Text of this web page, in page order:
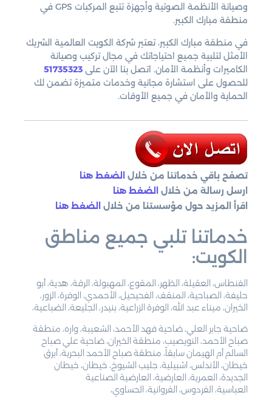
وصيانة الأنظمة الصوتية وأجهزة تتبع المركبات GPS في
منطقة مبارك الكبير.
في منطقة مبارك الكبير، تعتبر شركة الكويت العالمية الشريك
الأمثل لتلبية جميع احتياجاتك في مجال تركيب وصيانة
الكاميرات وأنظمة الأمان. اتصل بنا الآن على 51735323
للحصول على استشارة مجانية وخدمات متميزة تضمن لك
الحماية والأمان في جميع الأوقات.
تصفح باقي خدماتنا من خلال الضغط هنا
ارسل رسالة من خلال
الضغط هنا
اقرأ المزيد حول مؤسستنا من خلال
الضغط هنا
خدماتنا تلبي جميع مناطق
الكويت:
الفنطاس، العقيلة، الظهر، المقوع، المهبولة، الرقة، هدية، أبو
حليفة، الصباحية، المنقف، الفحيحيل، الأحمدي، الوفرة، الزور،
الخيران، ميناء عبد الله، الوفرة الزراعية، بنيدر، الجليعة، الضباعية،
ضاحية جابر العلي، ضاحية فهد الأحمد، الشعيبة، واره، منطقة
صباح الأحمد، النويصيب، منطقة الخيران، ضاحية علي صباح
السالم أم الهيمان سابقاً، منطقة صباح الأحمد البحرية، أبرق
خيطان، الأندلس، اشبيلية، جليب الشيوخ، خيطان، خيطان
الجديدة، العمرية، العارضية، العارضية الصناعية
العباسية، الفردوس، الفروانية، الحساوي،